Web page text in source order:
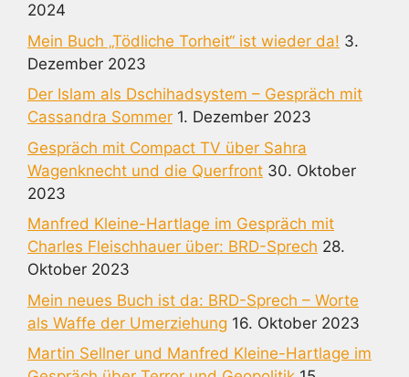
2024
Mein Buch „Tödliche Torheit“ ist wieder da! 3.
Dezember 2023
Der Islam als Dschihadsystem – Gespräch mit
Cassandra Sommer 1. Dezember 2023
Gespräch mit Compact TV über Sahra
Wagenknecht und die Querfront 30. Oktober
2023
Manfred Kleine-Hartlage im Gespräch mit
Charles Fleischhauer über: BRD-Sprech 28.
Oktober 2023
Mein neues Buch ist da: BRD-Sprech – Worte
als Waffe der Umerziehung 16. Oktober 2023
Martin Sellner und Manfred Kleine-Hartlage im